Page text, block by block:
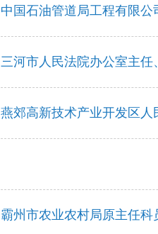
中国石油管道局工程有限
三河市人民法院办公室主
燕郊高新技术产业开发区
霸州市农业农村局原主任